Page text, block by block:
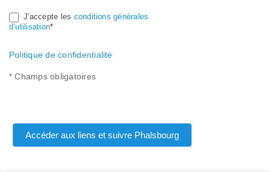
J'accepte les conditions générales
d’utilisation*
Politique de confidentialité
* Champs obligatoires
Accéder aux liens et suivre Phalsbourg